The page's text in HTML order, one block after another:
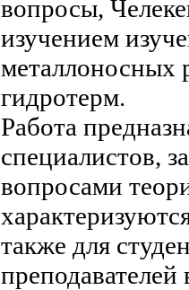
вопросы,
изучением
гидротерм.
Работа
специалистов,
вопросами
также для
преподавателей